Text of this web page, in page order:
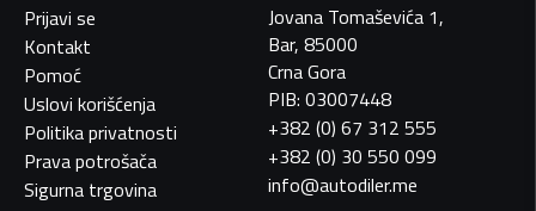
Prijavi se
Kontakt
Pomoć
Uslovi korišćenja
Politika privatnosti
Prava potrošača
Sigurna trgovina
Jovana Tomaševića 1,
Bar, 85000
Crna Gora
PIB: 03007448
+382 (0) 67 312 555
+382 (0) 30 550 099
info@autodiler.me